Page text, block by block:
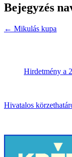
Bejegyzés
← Mikulás kupa
Hirdetmény a
Hivatalos